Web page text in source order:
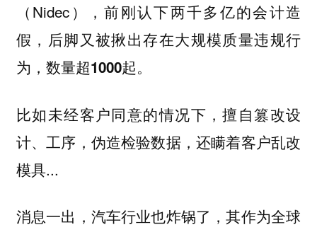
（Nidec），前刚认下两千多亿的会计造
假，后脚又被揪出存在大规模质量违规行
为，数量超1000起。
比如未经客户同意的情况下，擅自篡改设
计、工序，伪造检验数据，还瞒着客户乱改
模具...
消息一出，汽车行业也炸锅了，其作为全球